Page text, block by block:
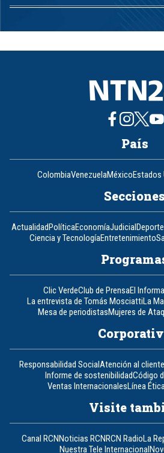
1
8
País
ColombiaVenezuelaMéxicoEstados
Secciones
ActualidadPolíticaEconomíaJudicial
Ciencia y TecnologíaEntretenimiento
Clic VerdeClub de PrensaEl
La entrevista de Tomás MosciattiLa
Mesa de periodistasMujeres de
Responsabilidad SocialAtención al cliente
Informe de sostenibilidadCódigo
Ventas InternacionalesLínea
Visite
Canal RCNNoticias RCNRCN RadioLa
Nuestra Tele Internacional